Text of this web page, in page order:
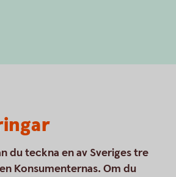
du teckna en av Sveriges tre
Konsumenternas. Om du